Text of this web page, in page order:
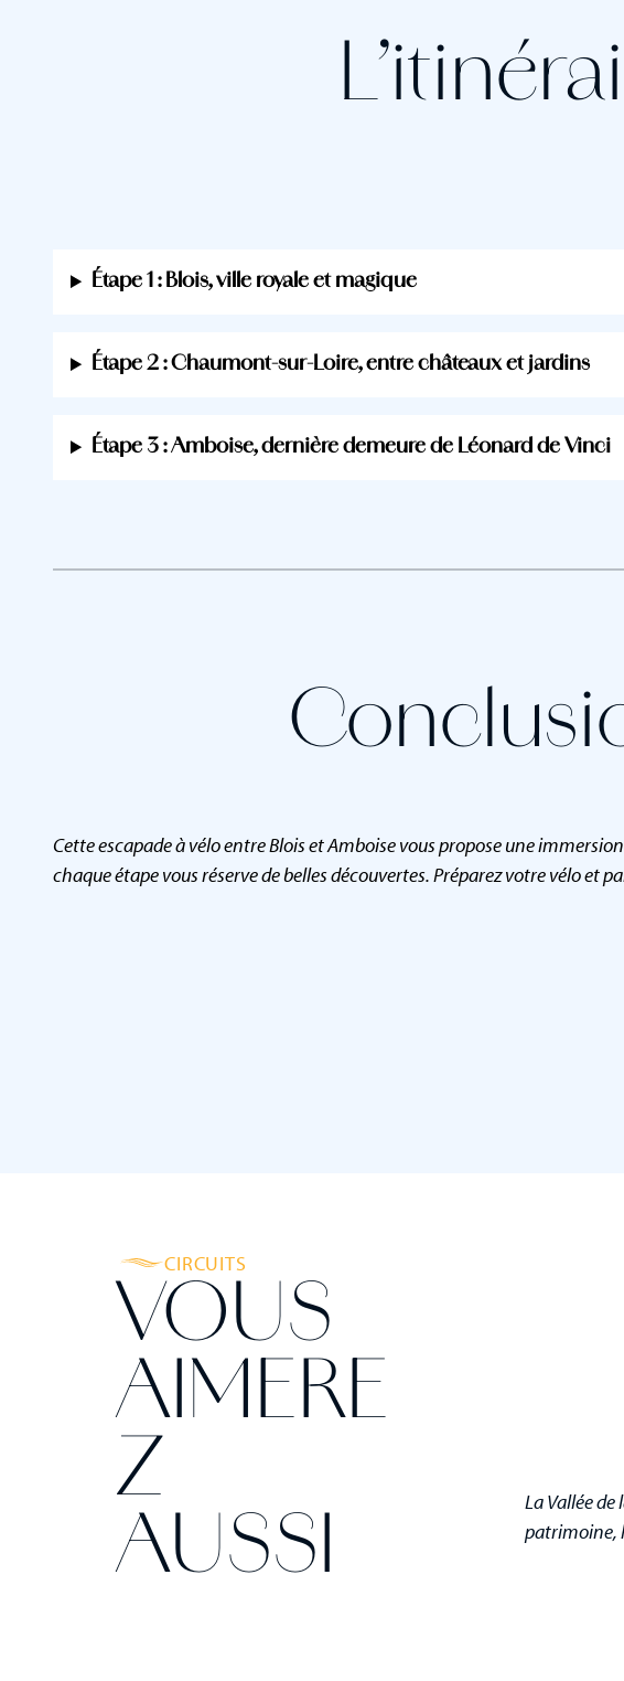
Étape 1 : Blois, ville royale et magique
Étape 2 : Chaumont-sur-Loire, entre châteaux et jardins
Étape 3 : Amboise, dernière demeure de Léonard de Vinci
Cette escapade à vélo entre Blois et Amboise vous propose une
chaque étape vous réserve de belles découvertes. Préparez votre vélo et
CIRCUITS
VOUS
AIMERE
Z
AUSSI
La Vallée
patrimoine,